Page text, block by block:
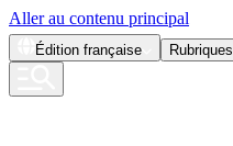
Aller au contenu principal
Édition française Rubriques